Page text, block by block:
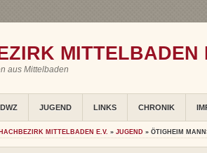
MITTELBADEN
aus Mittelbaden
DWZ JUGEND LINKS CHRONIK
MITTELBADEN E.V. » JUGEND » ÖTIGHEIM